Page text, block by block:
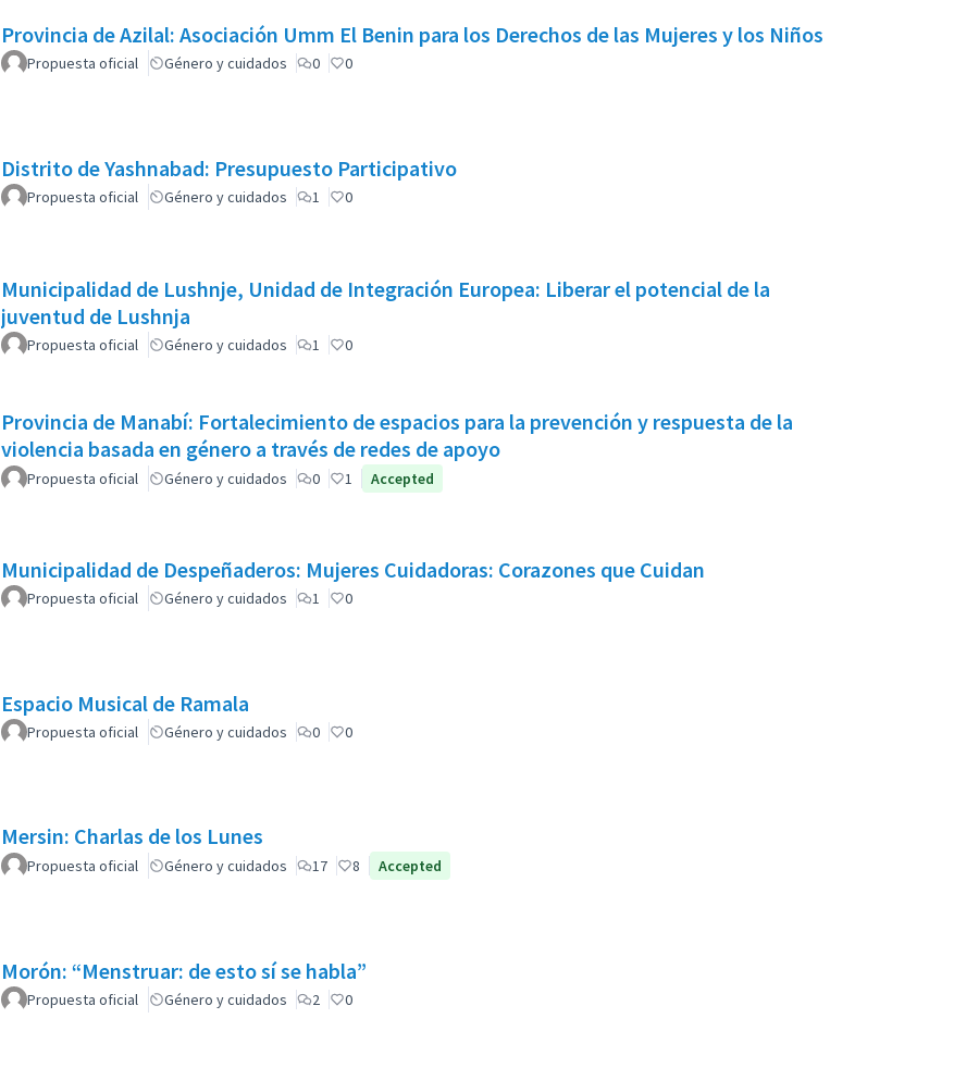
Provincia de Azilal: Asociación Umm El Benin para los Derechos de las Mujeres y los Niños
Propuesta oficial Género y cuidados 0 0
Distrito de Yashnabad: Presupuesto Participativo
Propuesta oficial Género y cuidados 1 0
Municipalidad de Lushnje, Unidad de Integración Europea: Liberar el potencial de la
juventud de Lushnja
Propuesta oficial Género y cuidados 1 0
Provincia de Manabí: Fortalecimiento de espacios para la prevención y respuesta de la
violencia basada en género a través de redes de apoyo
Propuesta oficial Género y cuidados 0 1 Accepted
Municipalidad de Despeñaderos: Mujeres Cuidadoras: Corazones que Cuidan
Propuesta oficial Género y cuidados 1 0
Espacio Musical de Ramala
Propuesta oficial Género y cuidados 0 0
Mersin: Charlas de los Lunes
Propuesta oficial Género y cuidados 17 8 Accepted
Morón: “Menstruar: de esto sí se habla”
Propuesta oficial Género y cuidados 2 0